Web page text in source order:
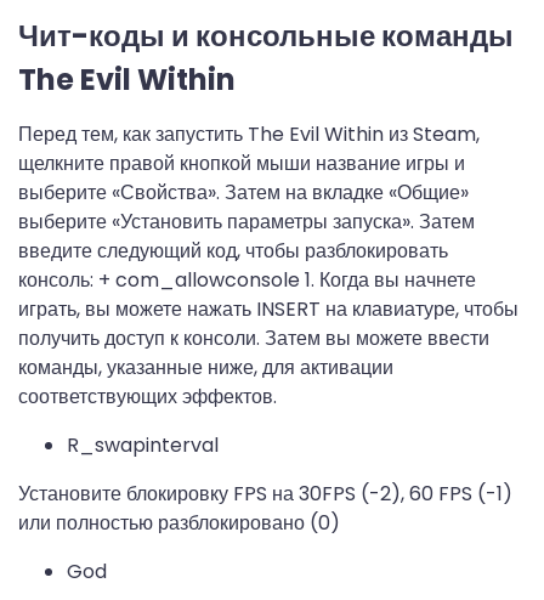
Чит-коды и консольные команды
The Evil Within
Перед тем, как запустить The Evil Within из Steam,
щелкните правой кнопкой мыши название игры и
выберите «Свойства». Затем на вкладке «Общие»
выберите «Установить параметры запуска». Затем
введите следующий код, чтобы разблокировать
консоль: + com_allowconsole 1. Когда вы начнете
играть, вы можете нажать INSERT на клавиатуре, чтобы
получить доступ к консоли. Затем вы можете ввести
команды, указанные ниже, для активации
соответствующих эффектов.
R_swapinterval
Установите блокировку FPS на 30FPS (-2), 60 FPS (-1)
или полностью разблокировано (0)
God